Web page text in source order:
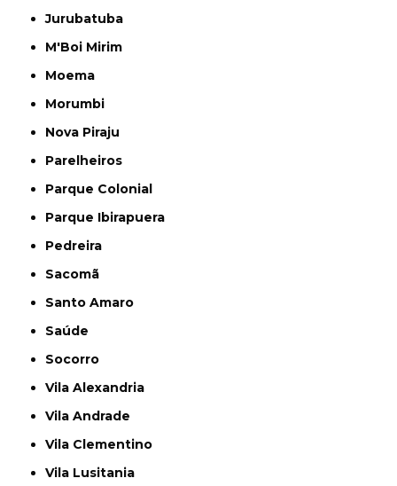
Jurubatuba
M'Boi Mirim
Moema
Morumbi
Nova Piraju
Parelheiros
Parque Colonial
Parque Ibirapuera
Pedreira
Sacomã
Santo Amaro
Saúde
Socorro
Vila Alexandria
Vila Andrade
Vila Clementino
Vila Lusitania